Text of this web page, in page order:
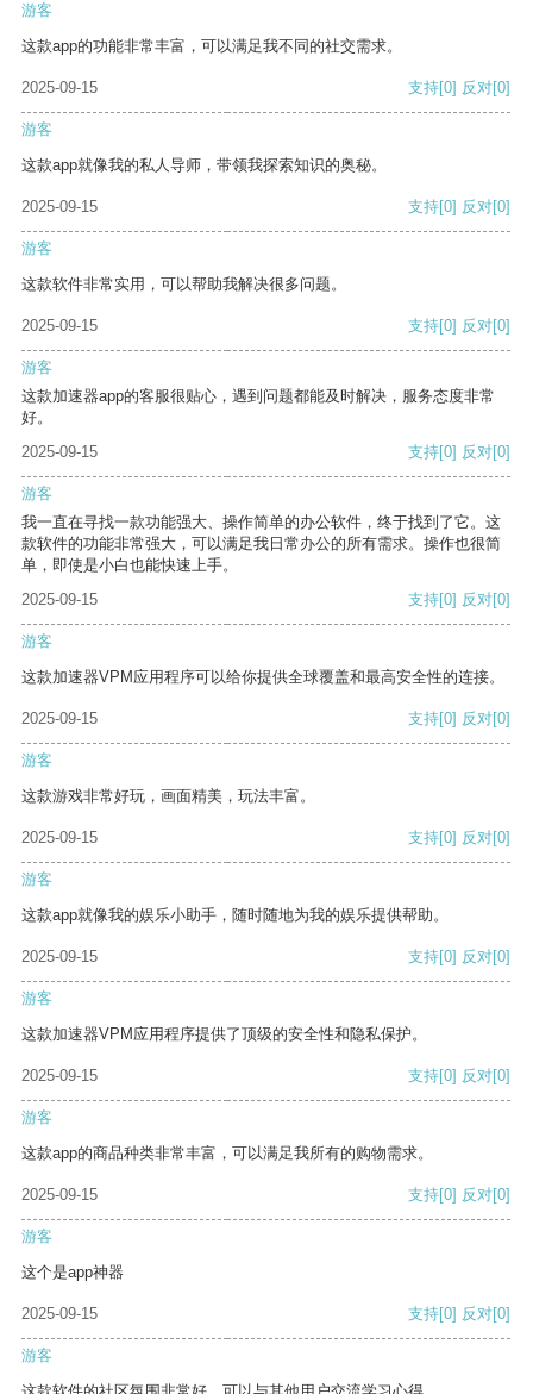
游客
这款app的功能非常丰富，可以满足我不同的社交需求。
2025-09-15 支持[0] 反对[0]
游客
这款app就像我的私人导师，带领我探索知识的奥秘。
2025-09-15 支持[0] 反对[0]
游客
这款软件非常实用，可以帮助我解决很多问题。
2025-09-15 支持[0] 反对[0]
游客
这款加速器app的客服很贴心，遇到问题都能及时解决，服务态度非常
好。
2025-09-15
支持[0] 反对[0]
游客
我一直在寻找一款功能强大、操作简单的办公软件，终于找到了它。这
款软件的功能非常强大，可以满足我日常办公的所有需求。操作也很简
单，即使是小白也能快速上手。
2025-09-15
支持[0] 反对[0]
游客
这款加速器VPM应用程序可以给你提供全球覆盖和最高安全性的连接。
2025-09-15 支持[0] 反对[0]
游客
这款游戏非常好玩，画面精美，玩法丰富。
2025-09-15 支持[0] 反对[0]
游客
这款app就像我的娱乐小助手，随时随地为我的娱乐提供帮助。
2025-09-15 支持[0] 反对[0]
游客
这款加速器VPM应用程序提供了顶级的安全性和隐私保护。
2025-09-15 支持[0] 反对[0]
游客
这款app的商品种类非常丰富，可以满足我所有的购物需求。
2025-09-15 支持[0] 反对[0]
游客
这个是app神器
2025-09-15 支持[0] 反对[0]
游客